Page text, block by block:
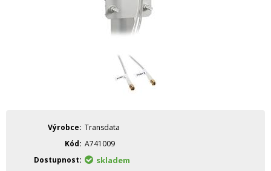
Výrobce Transdata
Kód A741009
Dostupnost
skladem